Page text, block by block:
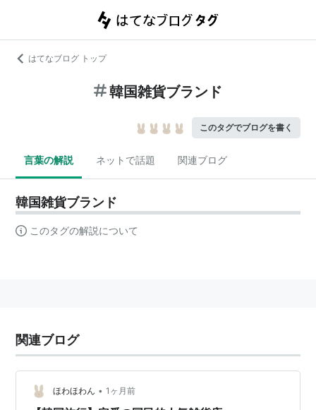
はてなブログ トップ
韓国雑貨ブランド
このタグでブログを書く
言葉の解説 ネットで話題 関連ブログ
韓国雑貨ブランド
このタグの解説について
関連ブログ
ほわほわん • 1ヶ月前